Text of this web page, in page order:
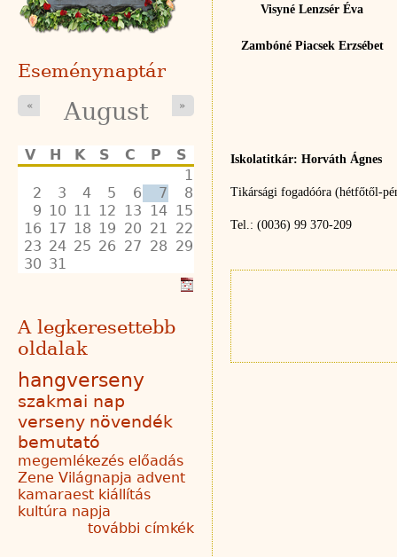
Visyné Lenzsér Éva
Zambóné Piacsek Erzsébet
Iskolatitkár: Horváth Ágnes
Tikársági fogadóóra (hétfőtől-
Tel.: (0036) 99 370-209
Eseménynaptár
« August »
V H K S C P
S
1
2
3 4 5 6 7
8
9 10 11 12 13 14 15
16 17 18 19 20 21
22
23 24 25 26 27 28 29
30 31
A legkeresettebb
oldalak
hangverseny
szakmai nap
verseny növendék
bemutató
megemlékezés előadás
Zene Világnapja advent
kamaraest kiállítás
kultúra napja
további címkék